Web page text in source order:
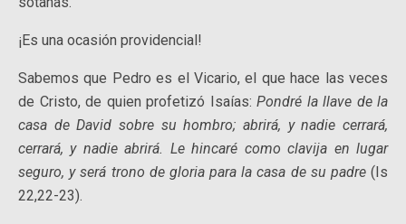
¡Es una ocasión providencial!
Sabemos que Pedro es el Vicario, el que hace las veces
de Cristo, de quien profetizó Isaías: Pondré la llave de la
casa de David sobre su hombro; abrirá, y nadie cerrará,
cerrará, y nadie abrirá. Le hincaré como clavija en lugar
seguro, y será trono de gloria para la casa de su padre(Is
22,22-23).